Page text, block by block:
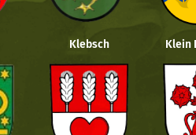
Klebsch Klein